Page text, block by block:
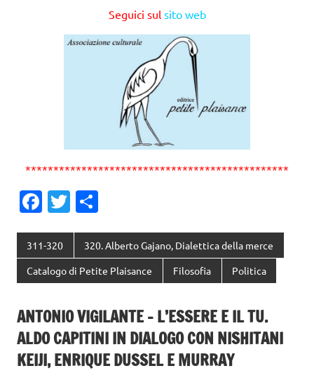
Seguici sul sito web
***********************************************
Fa
e
b
o
o
k
T
te
r
n
di
vi
di
311-320 320. Alberto Gajano, Dialettica della merce
Catalogo di Petite Plaisance Filosofia Politica
ANTONIO VIGILANTE – L’ESSERE E IL TU.
ALDO CAPITINI IN DIALOGO CON NISHITANI
KEIJI, ENRIQUE DUSSEL E MURRAY